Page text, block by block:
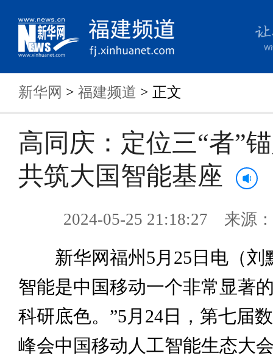
新华网 > 福建频道 > 正文
高同庆：定位三“者”
共筑大国智能基座
2024-05-25 21:18:27 来源
新华网福州5月25日电（刘
智能是中国移动一个非常显著
科研底色。”5月24日，第七届
峰会中国移动人工智能生态大